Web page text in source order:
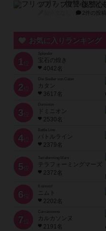
2件の投稿
お気に入りランキング
1 位
宝石の煌き
4042名
2 位
Die Siedler von Catan
カタン
3617名
3 位
ドミニオン
2530名
4位
Battle Line
バトルライン
2379名
5 位
Terraforming Mars
テラフォーミングマーズ
2372名
6 位
ニムト
2202名
7 位
Carcassonne
カルカソンヌ
2191名